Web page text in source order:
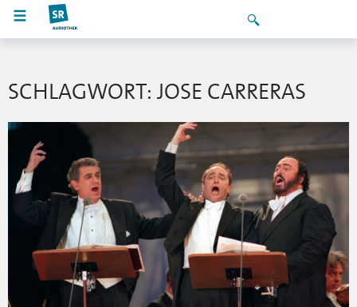
SCHLAGWORT: JOSE CARRERAS